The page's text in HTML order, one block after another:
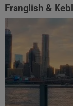
Franglish &